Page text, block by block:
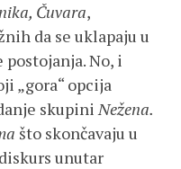
Čuvara,
da se uklapaju u
No, i
„gora“ opcija
skupiniNežena.
što skončavaju u
unutar